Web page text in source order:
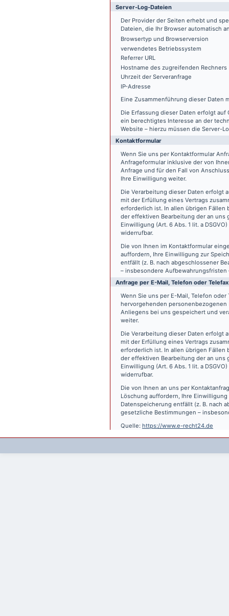
Server-Log-Dateien
Der Provider der Seiten erhebt und
Dateien, die Ihr Browser automatisch
Browsertyp und Browserversion
verwendetes Betriebssystem
Referrer URL
Hostname des zugreifenden Rechners
Uhrzeit der Serveranfrage
IP-Adresse
Eine Zusammenführung dieser Daten
Die Erfassung dieser Daten erfolgt auf
ein berechtigtes Interesse an der
Website – hierzu müssen die Server-
Kontaktformular
Wenn Sie uns per Kontaktformular
Anfrageformular inklusive der von
Anfrage und für den Fall von
Ihre Einwilligung weiter.
Die Verarbeitung dieser Daten erfolgt
mit der Erfüllung eines Vertrags
erforderlich ist. In allen übrigen Fällen
der effektiven Bearbeitung der an uns
Einwilligung (Art. 6 Abs. 1 lit. a
widerrufbar.
Die von Ihnen im Kontaktformular
auffordern, Ihre Einwilligung zur
entfällt (z. B. nach abgeschlossener
– insbesondere
Anfrage per E-Mail, Telefon oder Telefax
Wenn Sie uns per E-Mail, Telefon
hervorgehenden personenbezogenen
Anliegens bei uns gespeichert und
weiter.
Die Verarbeitung dieser Daten erfolgt
mit der Erfüllung eines Vertrags
erforderlich ist. In allen übrigen Fällen
der effektiven Bearbeitung der an uns
Einwilligung (Art. 6 Abs. 1 lit. a
widerrufbar.
Die von Ihnen an uns per
Löschung auffordern, Ihre
Datenspeicherung entfällt (z. B. nach
gesetzliche Bestimmungen –
Quelle: https://www.e-recht24.de